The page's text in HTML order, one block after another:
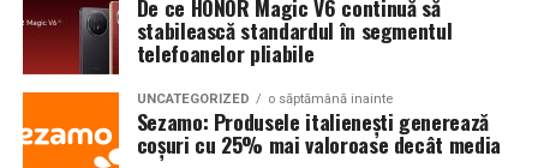
afectate. Unele instalații au controlere sau senzori care
opresc pompa când nivelul apei scade prea mult.
Această protecție contează mai ales în perioade
secetoase, când puțurile pot avea debit mai mic, sau în
sistemele de irigații care funcționează nesupravegheat.
doar tehnică.
Rolul lămpilor cu ulei de parafină decorative în
restaurante și pensiuni
În ultimii ani, multe locații din Sibiu au început să
De ce HONOR Magic V6 continuă să
stabilească standardul în segmentul
telefoanelor pliabile
UNCATEGORIZED o săptămână inainte
Sezamo: Produsele italienești generează
coșuri cu 25% mai valoroase decât media